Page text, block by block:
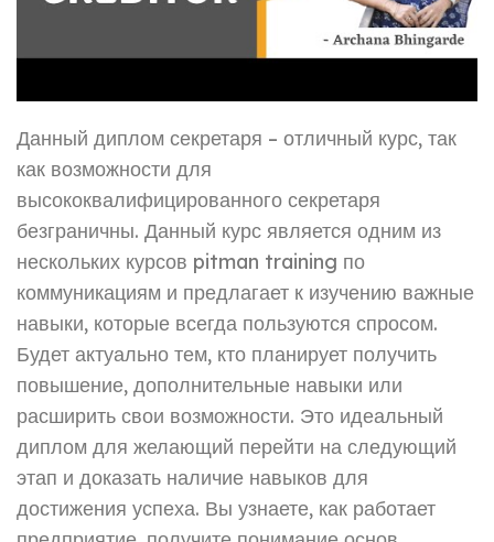
Данный диплом секретаря – отличный курс, так
как возможности для
высококвалифицированного секретаря
безграничны. Данный курс является одним из
нескольких курсов pitman training по
коммуникациям и предлагает к изучению важные
навыки, которые всегда пользуются спросом.
Будет актуально тем, кто планирует получить
повышение, дополнительные навыки или
расширить свои возможности. Это идеальный
диплом для желающий перейти на следующий
этап и доказать наличие навыков для
достижения успеха. Вы узнаете, как работает